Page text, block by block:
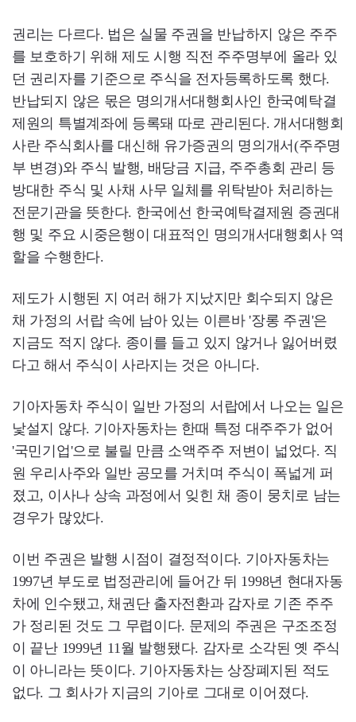
권리는 다르다. 법은 실물 주권을 반납하지 않은 주주
를 보호하기 위해 제도 시행 직전 주주명부에 올라 있
던 권리자를 기준으로 주식을 전자등록하도록 했다.
반납되지 않은 몫은 명의개서대행회사인 한국예탁결
제원의 특별계좌에 등록돼 따로 관리된다. 개서대행회
사란 주식회사를 대신해 유가증권의 명의개서(주주명
부 변경)와 주식 발행, 배당금 지급, 주주총회 관리 등
방대한 주식 및 사채 사무 일체를 위탁받아 처리하는
전문기관을 뜻한다. 한국에선 한국예탁결제원 증권대
행 및 주요 시중은행이 대표적인 명의개서대행회사 역
할을 수행한다.
제도가 시행된 지 여러 해가 지났지만 회수되지 않은
채 가정의 서랍 속에 남아 있는 이른바 '장롱 주권'은
지금도 적지 않다. 종이를 들고 있지 않거나 잃어버렸
다고 해서 주식이 사라지는 것은 아니다.
기아자동차 주식이 일반 가정의 서랍에서 나오는 일은
낯설지 않다. 기아자동차는 한때 특정 대주주가 없어
'국민기업'으로 불릴 만큼 소액주주 저변이 넓었다. 직
원 우리사주와 일반 공모를 거치며 주식이 폭넓게 퍼
졌고, 이사나 상속 과정에서 잊힌 채 종이 뭉치로 남는
경우가 많았다.
이번 주권은 발행 시점이 결정적이다. 기아자동차는
1997년 부도로 법정관리에 들어간 뒤 1998년 현대자동
차에 인수됐고, 채권단 출자전환과 감자로 기존 주주
가 정리된 것도 그 무렵이다. 문제의 주권은 구조조정
이 끝난 1999년 11월 발행됐다. 감자로 소각된 옛 주식
이 아니라는 뜻이다. 기아자동차는 상장폐지된 적도
없다. 그 회사가 지금의 기아로 그대로 이어졌다.